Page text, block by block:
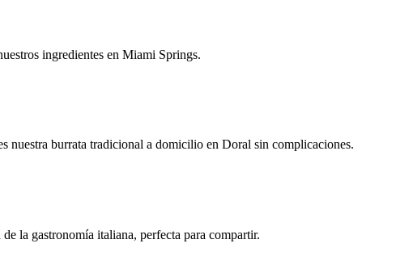
ingredientes en Miami Springs.
nuestra burrata tradicional a domicilio en Doral sin complicaciones.
la gastronomía italiana, perfecta para compartir.